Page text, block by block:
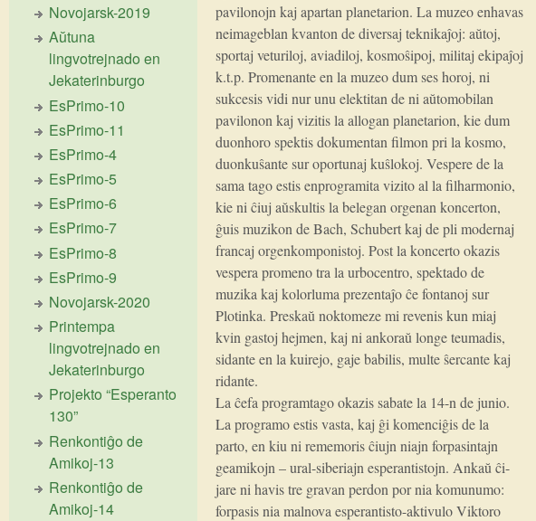
pavilonojn kaj apartan planetarion. La muzeo enhavas
neimageblan kvanton de diversaj teknikaĵoj: aŭtoj,
sportaj veturiloj, aviadiloj, kosmoŝipoj, militaj ekipaĵoj
k.t.p. Promenante en la muzeo dum ses horoj, ni
sukcesis vidi nur unu elektitan de ni aŭtomobilan
pavilonon kaj vizitis la allogan planetarion, kie dum
duonhoro spektis dokumentan filmon pri la kosmo,
duonkuŝante sur oportunaj kuŝlokoj. Vespere de la
sama tago estis enprogramita vizito al la filharmonio,
kie ni ĉiuj aŭskultis la belegan orgenan koncerton,
ĝuis muzikon de Bach, Schubert kaj de pli modernaj
francaj orgenkomponistoj. Post la koncerto okazis
vespera promeno tra la urbocentro, spektado de
muzika kaj kolorluma prezentaĵo ĉe fontanoj sur
Plotinka. Preskaŭ noktomeze mi revenis kun miaj
kvin gastoj hejmen, kaj ni ankoraŭ longe teumadis,
sidante en la kuirejo, gaje babilis, multe ŝercante kaj
ridante.
La ĉefa programtago okazis sabate la 14-n de junio.
La programo estis vasta, kaj ĝi komenciĝis de la
parto, en kiu ni rememoris ĉiujn niajn forpasintajn
geamikojn – ural-siberiajn esperantistojn. Ankaŭ ĉi-
jare ni havis tre gravan perdon por nia komunumo:
forpasis nia malnova esperantisto-aktivulo Viktoro
Novojarsk-2019
Aŭtuna
lingvotrejnado en
Jekaterinburgo
EsPrimo-10
EsPrimo-11
EsPrimo-4
EsPrimo-5
EsPrimo-6
EsPrimo-7
EsPrimo-8
EsPrimo-9
Novojarsk-2020
Printempa
lingvotrejnado en
Jekaterinburgo
Projekto “Esperanto
130”
Renkontiĝo de
Amikoj-13
Renkontiĝo de
Amikoj-14